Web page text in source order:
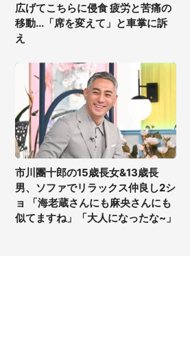
広げてこちらに侵食 疲労と苦痛の
移動...「席を変えて」と車掌に訴
え
市川團十郎の15歳長女&13歳長
男、ソファでリラックス仲良し2シ
ョ 「海老蔵さんにも麻央さんにも
似てますね」「大人になったな~」